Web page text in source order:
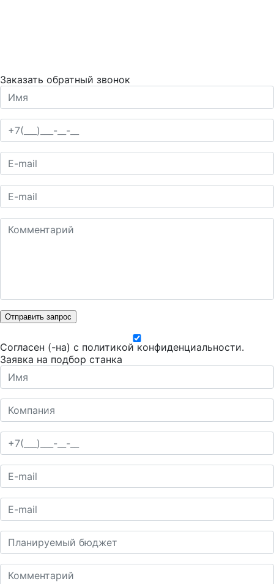
Заказать обратный звонок
Отправить запрос
Согласен (-на) с политикой конфиденциальности.
Заявка на подбор станка